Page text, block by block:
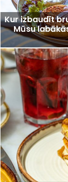
Kur izbaudīt
Mūsu